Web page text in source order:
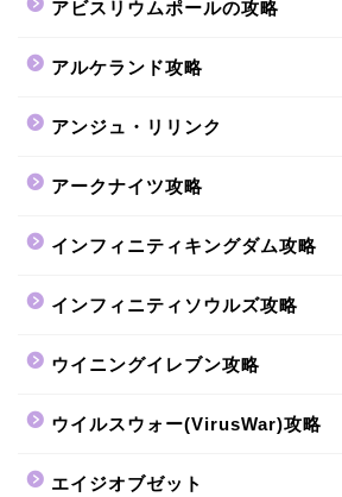
アビスリウムポールの攻略
アルケランド攻略
アンジュ・リリンク
アークナイツ攻略
インフィニティキングダム攻略
インフィニティソウルズ攻略
ウイニングイレブン攻略
ウイルスウォー(VirusWar)攻略
エイジオブゼット